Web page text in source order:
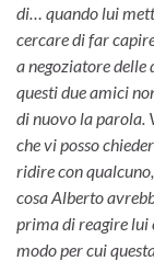
di… quando lui
cercare di far
a negoziatore delle
questi due amici
di nuovo la parola.
che vi posso
ridire con
cosa Alberto
prima di reagire lui
modo per cui